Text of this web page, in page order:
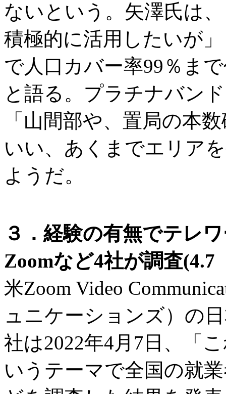
ないという。矢澤氏は
積極的に活用したいが
で人口カバー率99％ま
と語る。プラチナバン
「山間部や、置局の本
いい、あくまでエリア
ようだ。
３．経験の有無でテレ
Zoomなど4社が調査
米Zoom Video
ュニケーションズ）の
社は2022年4月7日、「
いうテーマで全国の就